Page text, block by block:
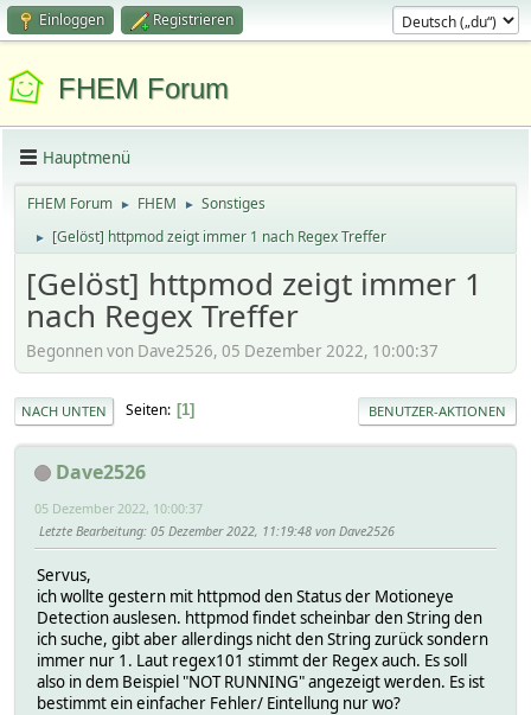
Einloggen Registrieren
FHEM Forum
Hauptmenü
FHEM Forum ► FHEM ► Sonstiges
► [Gelöst] httpmod zeigt immer 1 nach Regex Treffer
[Gelöst] httpmod zeigt immer 1
nach Regex Treffer
Begonnen von Dave2526, 05 Dezember 2022, 10:00:37
NACH UNTEN Seiten 1 BENUTZER-AKTIONEN
Dave2526
05 Dezember 2022, 10:00:37
Letzte Bearbeitung: 05 Dezember 2022, 11:19:48 von Dave2526
Servus,
ich wollte gestern mit httpmod den Status der Motioneye
Detection auslesen. httpmod findet scheinbar den String den
ich suche, gibt aber allerdings nicht den String zurück sondern
immer nur 1. Laut regex101 stimmt der Regex auch. Es soll
also in dem Beispiel "NOT RUNNING" angezeigt werden. Es ist
bestimmt ein einfacher Fehler/ Eintellung nur wo?